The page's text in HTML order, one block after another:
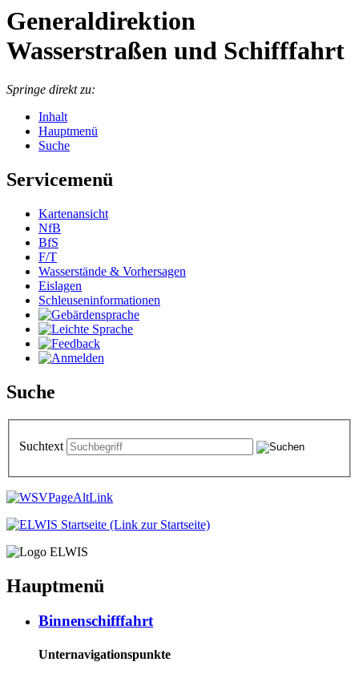
Generaldirektion
Wasserstraßen und Schifffahrt
Springe direkt zu:
Inhalt
Hauptmenü
Suche
Servicemenü
Kar­ten­an­sicht
NfB
BfS
F/T
Was­ser­stän­de & Vor­her­sa­gen
Eis­la­gen
Schleu­sen­in­for­ma­tio­nen
Suche
Suchtext
Hauptmenü
Bin­nen­schiff­fahrt
Unternavigationspunkte